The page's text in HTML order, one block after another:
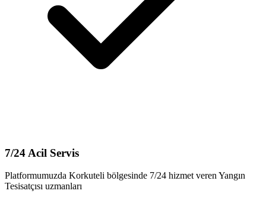
7/24 Acil Servis
Platformumuzda Korkuteli bölgesinde 7/24 hizmet veren Yangın
Tesisatçısı uzmanları